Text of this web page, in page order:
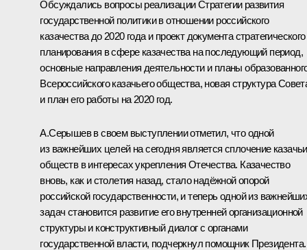
Обсуждались вопросы реализации Стратегии развития
государственной политики в отношении российского
казачества до 2020 года и проект документа стратегического
планирования в сфере казачества на последующий период,
основные направления деятельности и планы
Всероссийского казачьего общества, новая структура
и план его работы на 2020 год.
А.Серышевв своем выступлении отметил, что одной
из важнейших целей на сегодня является сплочение
обществ в интересах укрепления Отечества. Казачество
вновь, как и столетия назад, стало надёжной опорой
российской государственности, и теперь одной из
задач становится развитие его внутренней организационной
структуры и конструктивный диалог с органами
государственной власти, подчеркнул помощник Президента.